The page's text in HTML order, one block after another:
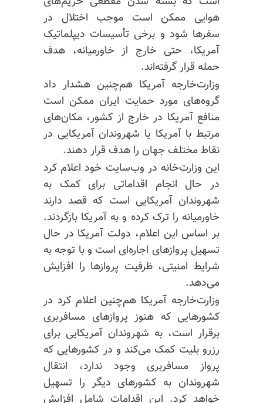
هوایی ممکن است موجب اختلال در
سفرها شود و برخی تأسیسات دیپلماتیک
آمریکا، حتی خارج از خاورمیانه، هدف
حمله قرار گرفته‌اند.
وزارت‌خارجه آمریکا هم‌چنین هشدار داد
گروه‌های مورد حمایت ایران ممکن است
منافع آمریکا در خارج از کشور، مکان‌های
مرتبط با آمریکا یا شهروندان آمریکایی در
نقاط مختلف جهان را هدف قرار دهند.
این وزارت‌خانه در وب‌سایت خود اعلام کرد
در حال انجام اقداماتی برای کمک به
شهروندان آمریکایی است که قصد دارند
خاورمیانه را ترک کرده و به آمریکا بازگردند.
بر اساس این اعلام، دولت آمریکا در حال
تسهیل پروازهای اجاره‌ای است و با توجه به
شرایط امنیتی، ظرفیت پروازها را افزایش
می‌دهد.
وزارت‌خارجه آمریکا هم‌چنین اعلام کرد در
کشورهایی که هنوز پروازهای مسافربری
برقرار است، به شهروندان آمریکایی برای
رزرو بلیت کمک می‌کند و در کشورهایی که
پرواز مسافربری وجود ندارد، انتقال
شهروندان به کشورهای دیگر را تسهیل
خواهد کرد. این اقدامات شامل افزایش